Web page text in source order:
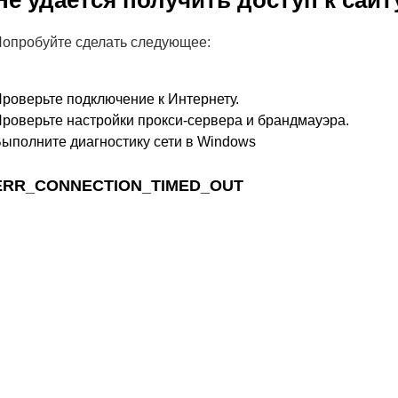
сделать следующее:
подключение к Интернету.
настройки прокси-сервера и брандмауэра.
диагностику сети в Windows